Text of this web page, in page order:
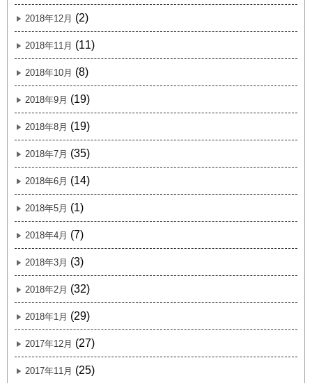
2018年12月 (2)
2018年11月 (11)
2018年10月 (8)
2018年9月 (19)
2018年8月 (19)
2018年7月 (35)
2018年6月 (14)
2018年5月 (1)
2018年4月 (7)
2018年3月 (3)
2018年2月 (32)
2018年1月 (29)
2017年12月 (27)
2017年11月 (25)